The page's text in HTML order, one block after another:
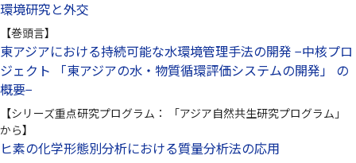
環境研究と外交
【巻頭言】
東アジアにおける持続可能な水環境管理手法の開発 −中核プロ
ジェクト 「東アジアの水・物質循環評価システムの開発」 の
概要−
【シリーズ重点研究プログラム： 「アジア自然共生研究プログラム」
から】
ヒ素の化学形態別分析における質量分析法の応用